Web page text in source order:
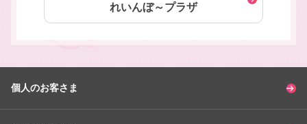
れいんぼ～プラザ
個人のお客さま